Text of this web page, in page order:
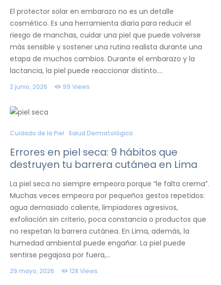
El protector solar en embarazo no es un detalle
cosmético. Es una herramienta diaria para reducir el
riesgo de manchas, cuidar una piel que puede volverse
más sensible y sostener una rutina realista durante una
etapa de muchos cambios. Durante el embarazo y la
lactancia, la piel puede reaccionar distinto.…
2 junio, 2026 99 Views
Cuidado de la Piel Salud Dermatológica
Errores en piel seca: 9 hábitos que
destruyen tu barrera cutánea en Lima
La piel seca no siempre empeora porque “le falta crema”.
Muchas veces empeora por pequeños gestos repetidos:
agua demasiado caliente, limpiadores agresivos,
exfoliación sin criterio, poca constancia o productos que
no respetan la barrera cutánea. En Lima, además, la
humedad ambiental puede engañar. La piel puede
sentirse pegajosa por fuera,…
29 mayo, 2026 128 Views